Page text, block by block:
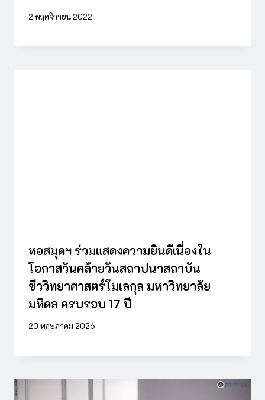
2 พฤศจิกายน 2022
หอสมุดฯ ร่วมแสดงความยินดีเนื่องใน
โอกาสวันคล้ายวันสถาปนาสถาบัน
ชีววิทยาศาสตร์โมเลกุล มหาวิทยาลัย
มหิดล ครบรอบ 17 ปี
20 พฤษภาคม 2026